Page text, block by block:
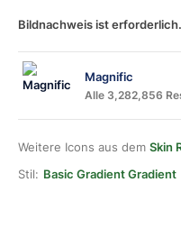
Bildnachweis ist erforderlich.
Magnific
Alle 3,282,856
Weitere Icons aus dem Skin
Stil: Basic Gradient Gradient